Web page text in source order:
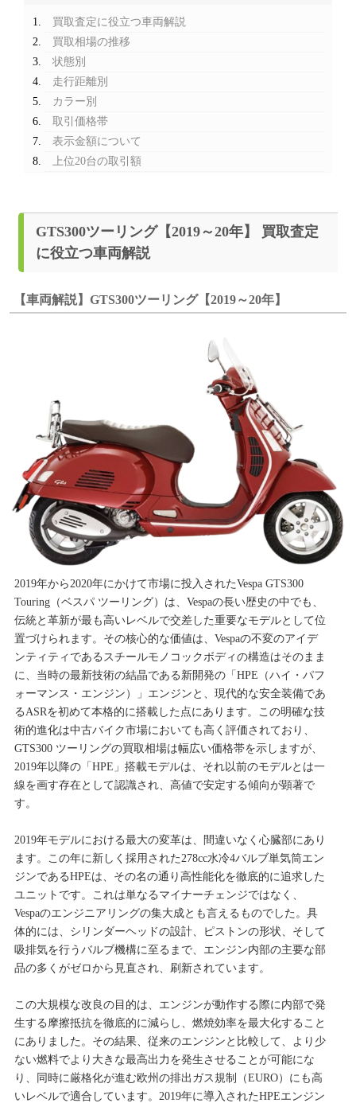
買取査定に役立つ車両解説
買取相場の推移
状態別
走行距離別
カラー別
取引価格帯
表示金額について
上位20台の取引額
GTS300ツーリング【2019～20年】 買取査定
に役立つ車両解説
【車両解説】GTS300ツーリング【2019～20年】
2019年から2020年にかけて市場に投入されたVespa GTS300
Touring（ベスパ ツーリング）は、Vespaの長い歴史の中でも、
伝統と革新が最も高いレベルで交差した重要なモデルとして位
置づけられます。その核心的な価値は、Vespaの不変のアイデ
ンティティであるスチールモノコックボディの構造はそのまま
に、当時の最新技術の結晶である新開発の「HPE（ハイ・パフ
ォーマンス・エンジン）」エンジンと、現代的な安全装備であ
るASRを初めて本格的に搭載した点にあります。この明確な技
術的進化は中古バイク市場においても高く評価されており、
GTS300 ツーリングの買取相場は幅広い価格帯を示しますが、
2019年以降の「HPE」搭載モデルは、それ以前のモデルとは一
線を画す存在として認識され、高値で安定する傾向が顕著で
す。
2019年モデルにおける最大の変革は、間違いなく心臓部にあり
ます。この年に新しく採用された278cc水冷4バルブ単気筒エン
ジンであるHPEは、その名の通り高性能化を徹底的に追求した
ユニットです。これは単なるマイナーチェンジではなく、
Vespaのエンジニアリングの集大成とも言えるものでした。具
体的には、シリンダーヘッドの設計、ピストンの形状、そして
吸排気を行うバルブ機構に至るまで、エンジン内部の主要な部
品の多くがゼロから見直され、刷新されています。
この大規模な改良の目的は、エンジンが動作する際に内部で発
生する摩擦抵抗を徹底的に減らし、燃焼効率を最大化すること
にありました。その結果、従来のエンジンと比較して、より少
ない燃料でより大きな最高出力を発生させることが可能にな
り、同時に厳格化が進む欧州の排出ガス規制（EURO）にも高
いレベルで適合しています。2019年に導入されたHPEエンジン